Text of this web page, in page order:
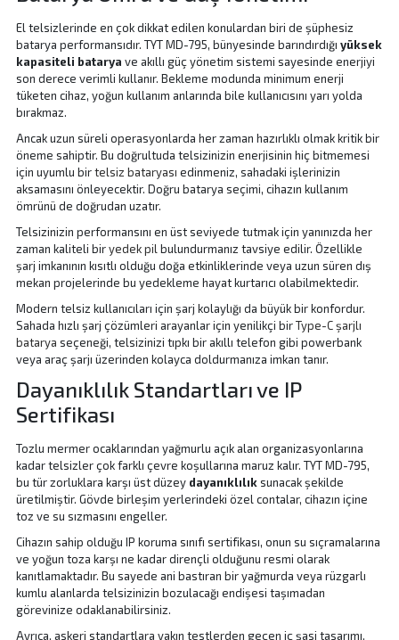
El telsizlerinde en çok dikkat edilen konulardan biri de şüphesiz
batarya performansıdır. TYT MD-795, bünyesinde barındırdığıyüksek
kapasiteli batarya ve akıllı güç yönetim sistemi sayesinde enerjiyi
son derece verimli kullanır. Bekleme modunda minimum enerji
tüketen cihaz, yoğun kullanım anlarında bile kullanıcısını yarı yolda
bırakmaz.
Ancak uzun süreli operasyonlarda her zaman hazırlıklı olmak kritik bir
öneme sahiptir. Bu doğrultuda telsizinizin enerjisinin hiç bitmemesi
için uyumlu birtelsiz bataryası edinmeniz, sahadaki işlerinizin
aksamasını önleyecektir. Doğru batarya seçimi, cihazın kullanım
ömrünü de doğrudan uzatır.
Telsizinizin performansını en üst seviyede tutmak için yanınızda her
zaman kaliteli biryedek pil bulundurmanız tavsiye edilir. Özellikle
şarj imkanının kısıtlı olduğu doğa etkinliklerinde veya uzun süren dış
mekan projelerinde bu yedekleme hayat kurtarıcı olabilmektedir.
Modern telsiz kullanıcıları için şarj kolaylığı da büyük bir konfordur.
Sahada hızlı şarj çözümleri arayanlar için yenilikçi birType-C şarjlı
batarya seçeneği, telsizinizi tıpkı bir akıllı telefon gibi powerbank
veya araç şarjı üzerinden kolayca doldurmanıza imkan tanır.
Dayanıklılık Standartları ve IP
Sertifikası
Tozlu mermer ocaklarından yağmurlu açık alan organizasyonlarına
kadar telsizler çok farklı çevre koşullarına maruz kalır. TYT MD-795,
bu tür zorluklara karşı üst düzey dayanıklılıksunacak şekilde
üretilmiştir. Gövde birleşim yerlerindeki özel contalar, cihazın içine
toz ve su sızmasını engeller.
Cihazın sahip olduğu IP koruma sınıfı sertifikası, onun su sıçramalarına
ve yoğun toza karşı ne kadar dirençli olduğunu resmi olarak
kanıtlamaktadır. Bu sayede ani bastıran bir yağmurda veya rüzgarlı
kumlu alanlarda telsizinizin bozulacağı endişesi taşımadan
görevinize odaklanabilirsiniz.
Ayrıca, askeri standartlara yakın testlerden geçen iç şasi tasarımı,